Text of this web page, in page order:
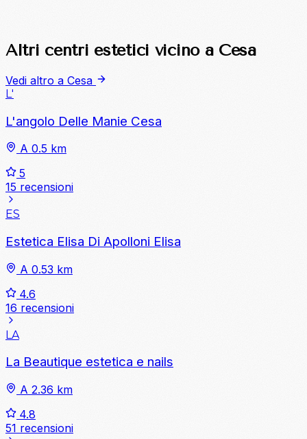
Altri centri estetici vicino a Cesa
Vedi altro a Cesa
L'
L'angolo Delle Manie Cesa
A 0.5 km
5
15 recensioni
ES
Estetica Elisa Di Apolloni Elisa
A 0.53 km
4.6
16 recensioni
LA
La Beautique estetica e nails
A 2.36 km
4.8
51 recensioni